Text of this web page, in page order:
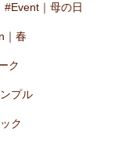
Event｜母の日
｜春
ク
プル
ク